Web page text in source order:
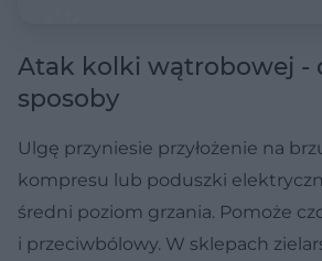
Atak kolki wątrobowej -
sposoby
Ulgę przyniesie przyłożenie na
kompresu lub poduszki
średni poziom grzania. Pomoże
i przeciwbólowy. W sklepach